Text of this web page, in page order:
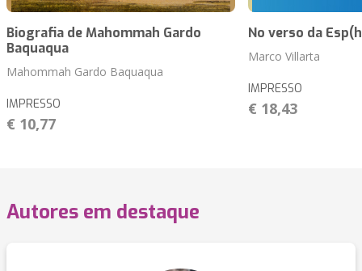
Biografia de Mahommah Gardo
Baquaqua
Mahommah Gardo Baquaqua
IMPRESSO
€ 10,77
No verso da
Marco Villarta
IMPRESSO
€ 18,43
Autores em destaque